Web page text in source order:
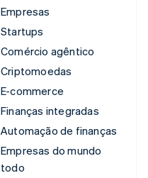
Empresas
Startups
Comércio agêntico
Criptomoedas
E-commerce
Finanças integradas
Automação de finanças
Empresas do mundo
todo